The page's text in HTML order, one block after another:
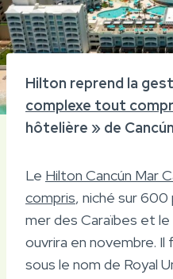
Hilton reprend la
complexe tout
hôtelière » de
Le Hilton Cancún Mar
compris, niché sur 600
mer des Caraïbes et le
ouvrira en novembre.
sous le nom de Royal